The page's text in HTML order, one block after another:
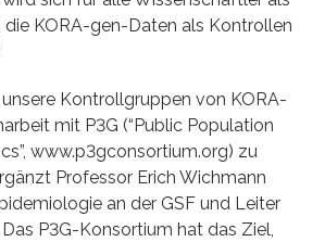
die KORA-gen-Daten als Kontrollen
unsere Kontrollgruppen von KORA-
mit P3G (“Public Population
www.p3gconsortium.org) zu
Professor Erich Wichmann
an der GSF und Leiter
P3G-Konsortium hat das Ziel,